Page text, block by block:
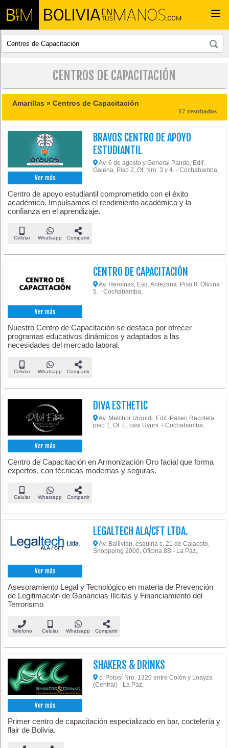
CENTROS DE CAPACITACIÓN
Amarillas »Centros de Capacitación
17 resultados
Ver más
BRAVOS CENTRO DE APOYO
ESTUDIANTIL
Av. 6 de agosto y General Pando, Edif.
Galena, Piso 2, Of. Nro. 3 y 4. - Cochabamba,
Centro de apoyo estudiantil comprometido con el éxito
académico. Impulsamos el rendimiento académico y la
confianza en el aprendizaje.
Celular Whatsapp Compartir
Ver más
CENTRO DE CAPACITACIÓN
Av. Heroínas, Esq. Antezana. Piso 8. Oficina
5. - Cochabamba,
Nuestro Centro de Capacitación se destaca por ofrecer
programas educativos dinámicos y adaptados a las
necesidades del mercado laboral.
Celular Whatsapp Compartir
Ver más
DIVA ESTHETIC
Av. Melchor Urquidi, Edif. Paseo Recoleta,
piso 1, Of. E, casi Uyuni. - Cochabamba,
Centro de Capacitación en Armonización Oro facial que forma
expertos, con técnicas modernas y seguras.
Celular Whatsapp Compartir
Ver más
LEGALTECH ALA/CFT LTDA.
Av. Ballivian, esquina c. 21 de Calacoto,
Shoppping 2000, Oficina 8B - La Paz,
Asesoramiento Legal y Tecnológico en materia de Prevención
de Legitimación de Ganancias Ilícitas y Financiamiento del
Terrorismo
Teléfono Celular Whatsapp Compartir
Ver más
SHAKERS & DRINKS
c. Potosí Nro. 1320 entre Colón y Loayza
(Central) - La Paz,
Primer centro de capacitación especializado en bar, coctelería y
flair de Bolivia.